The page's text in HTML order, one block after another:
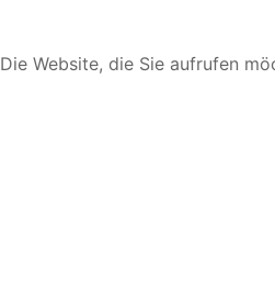
Die Website, die Sie aufrufen